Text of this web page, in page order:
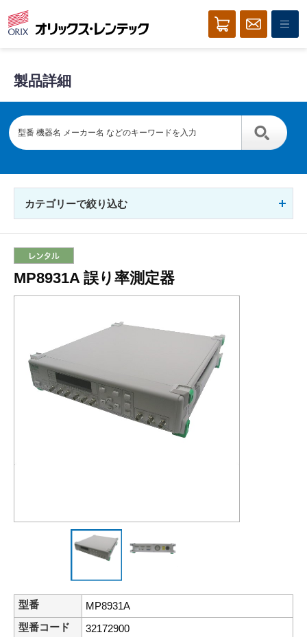
製品詳細
カテゴリーで絞り込む
MP8931A 誤り率測定器
型番
MP8931A
型番コード
32172900